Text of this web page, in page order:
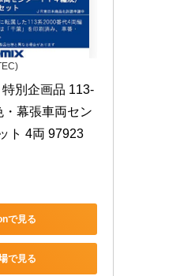
別企画品 113-
幕張車両セン
ト 4両 97923
で見る
で見る